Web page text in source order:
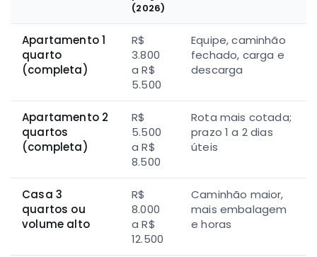
(2026)
Apartamento 1
quarto
(completa)
R$
3.800
a R$
5.500
Equipe, caminhão
fechado, carga e
descarga
Apartamento 2
quartos
(completa)
R$
5.500
a R$
8.500
Rota mais cotada;
prazo 1 a 2 dias
úteis
Casa 3
quartos ou
volume alto
R$
8.000
a R$
12.500
Caminhão maior,
mais embalagem
e horas